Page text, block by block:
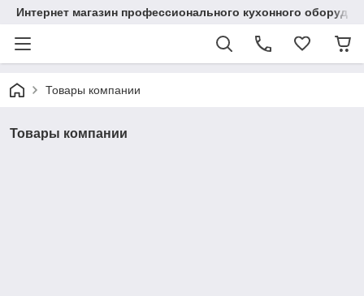
Интернет магазин профессионального кухонного
Товары компании
Товары компании